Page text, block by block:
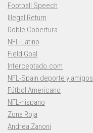
Football Speech
Illegal Return
Doble Cobertura
NFL-Latino
Field Goal
Interceptado.com
NFL-Spain deporte y amigos
Fútbol Americano
NFL-hispano
Zona Roja
Andrea Zanoni